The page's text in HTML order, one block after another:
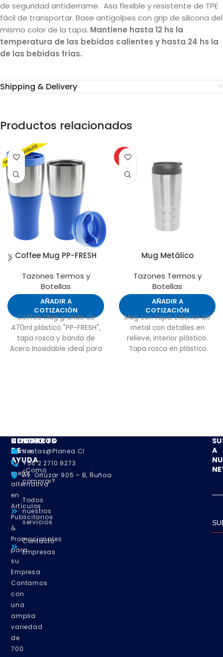
de seguridad antiderrame. Asa flexible y resistente de TPE
fácil de transportar. Base antigolpes con grip de silicona del
mismo color de la tapa. Mantiene hasta 12 hs la
temperatura de las bebidas calientes y hasta 24 hs la
de las bebidas frías.
Shipping & Delivery
Productos relacionados
Coffee Mug PP-FRESH
Tazones Termos y
Botellas
AÑADIR A
COTIZACIÓN
Coffee Mug grande de
470ml plástico "PP-FRESH",
tapa rosca y banda de
Acero Inoxidable ideal para
HOT
Mug Metálico
Tazones Termos y
Botellas
AÑADIR A
COTIZACIÓN
Mug con tapa. Exterior de
metal con detalles en
relieve, interior plástico.
Tapa rosca en plástico.
NOSOTROS
Somos
su
mejor
alternativa
en
Artículos
Publicitarios
&
Promocionales
para
su
Empresa.
Contamos
con
una
amplia
variedad
de
700
CENTRO
DE
AYUDA
¿Como
comprar?
Todos
nuestros
servicios
Contacto
Empresas
CONTACTO
Ventas@planea.cl
+56 2 2710 9273
Av. Ortúzar 905 – B, Ñuñoa
A